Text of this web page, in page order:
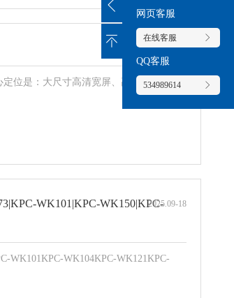
2026.03-03
位是：大尺寸高清宽屏、高防护、强扩
2025.09-18
WK101|KPC-WK150|KPC-
WK101KPC-WK104KPC-WK121KPC-
网页客服
在线客服
QQ客服
534989614